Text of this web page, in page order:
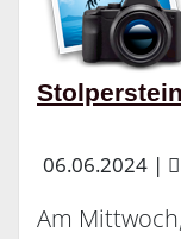
06.06.2024 |
Am